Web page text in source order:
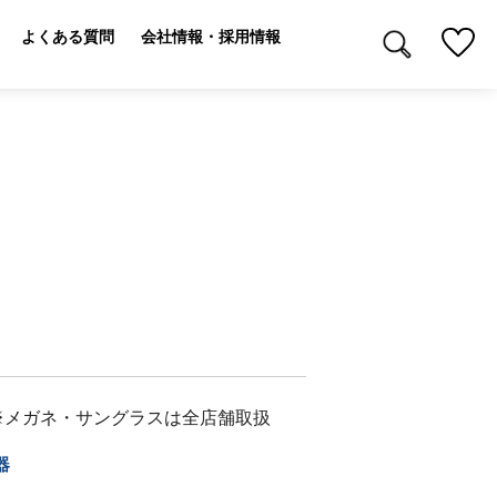
よくある質問 会社情報・採用情報
ガネ・サングラスは全店舗取扱